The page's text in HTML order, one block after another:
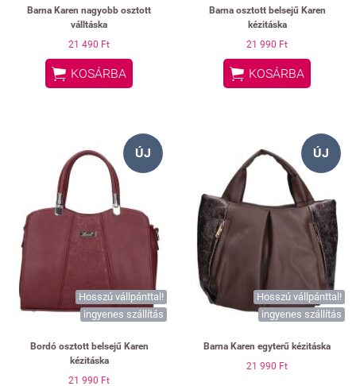
Barna Karen nagyobb osztott
válltáska
21 490 Ft
 KOSÁRBA
Barna osztott belsejű Karen
kézitáska
21 990 Ft
 KOSÁRBA
ÚJ
Hosszú vállpánttal!
ingyenes szállítás
Bordó osztott belsejű Karen
kézitáska
21 990 Ft
ÚJ
Hosszú vállpánttal!
ingyenes szállítás
Barna Karen egyterű kézitáska
21 990 Ft